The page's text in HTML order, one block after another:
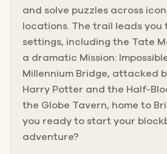
and solve puzzles across
locations. The trail leads you
settings, including the Tate
a dramatic Mission:
Millennium Bridge, attacked
Harry Potter and the Half-
the Globe Tavern, home to
you ready to start your
adventure?